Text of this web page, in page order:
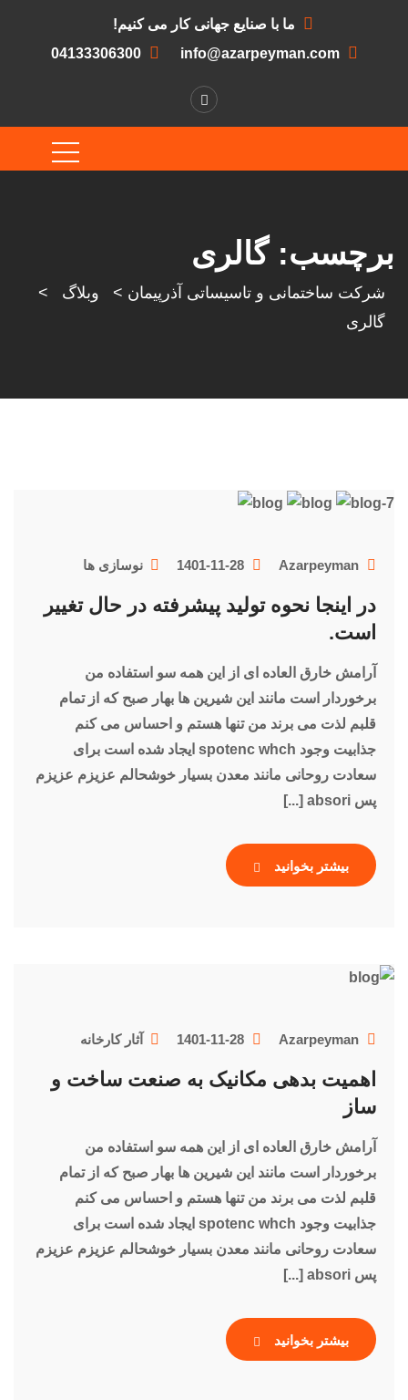
ما با صنایع جهانی کار می کنیم!
info@azarpeyman.com
04133306300
برچسب:گالری
شرکت ساختمانی و تاسیساتی آذرپیمان > وبلاگ
>
گالری
Azarpeyman
1401-11-28 نوسازی ها
در اینجا نحوه تولید پیشرفته در حال تغییر
است.
آرامش خارق العاده ای از این همه سو استفاده من
برخوردار است مانند این شیرین ها بهار صبح که از تمام
قلبم لذت می برند من تنها هستم و احساس می کنم
جذابیت وجود spotenc whch ایجاد شده است برای
سعادت روحانی مانند معدن بسیار خوشحالم عزیزم عزیزم
پس absori [...]
بیشتر بخوانید
Azarpeyman
1401-11-28 آثار کارخانه
اهمیت بدهی مکانیک به صنعت ساخت و
ساز
آرامش خارق العاده ای از این همه سو استفاده من
برخوردار است مانند این شیرین ها بهار صبح که از تمام
قلبم لذت می برند من تنها هستم و احساس می کنم
جذابیت وجود spotenc whch ایجاد شده است برای
سعادت روحانی مانند معدن بسیار خوشحالم عزیزم عزیزم
پس absori [...]
بیشتر بخوانید